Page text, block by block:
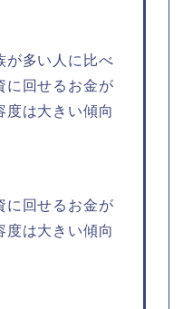
が多い人に比べ
に回せるお金が
度は大きい傾向
に回せるお金が
度は大きい傾向